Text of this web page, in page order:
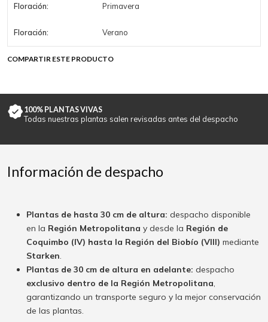
Floración: Primavera
Floración: Verano
COMPARTIR ESTE PRODUCTO
100% PLANTAS VIVAS
Todas nuestras plantas salen revisadas antes del despacho
Información de despacho
Plantas de hasta 30 cm de altura: despacho disponible
en la Región Metropolitana y desde la Región de
Coquimbo (IV) hasta la Región del Biobío (VIII) mediante
Starken.
Plantas de 30 cm de altura en adelante: despacho
exclusivo dentro de la Región Metropolitana,
garantizando un transporte seguro y la mejor conservación
de las plantas.